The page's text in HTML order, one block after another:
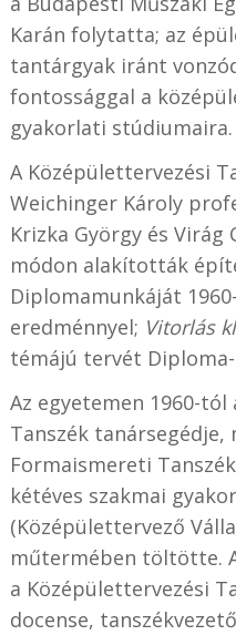
Karán folytatta; az
tantárgyak iránt
fontossággal a
gyakorlati stúdiumaira.
A Középülettervezési
Weichinger Károly
Krizka György és Virág
módon alakították
Diplomamunkáját
eredménnyel; Vitorlás
témájú tervét
Az egyetemen 1960-
Tanszék tanársegédje,
Formaismereti
kétéves szakmai
(Középülettervező
műtermében töltötte.
a Középülettervezési
docense,